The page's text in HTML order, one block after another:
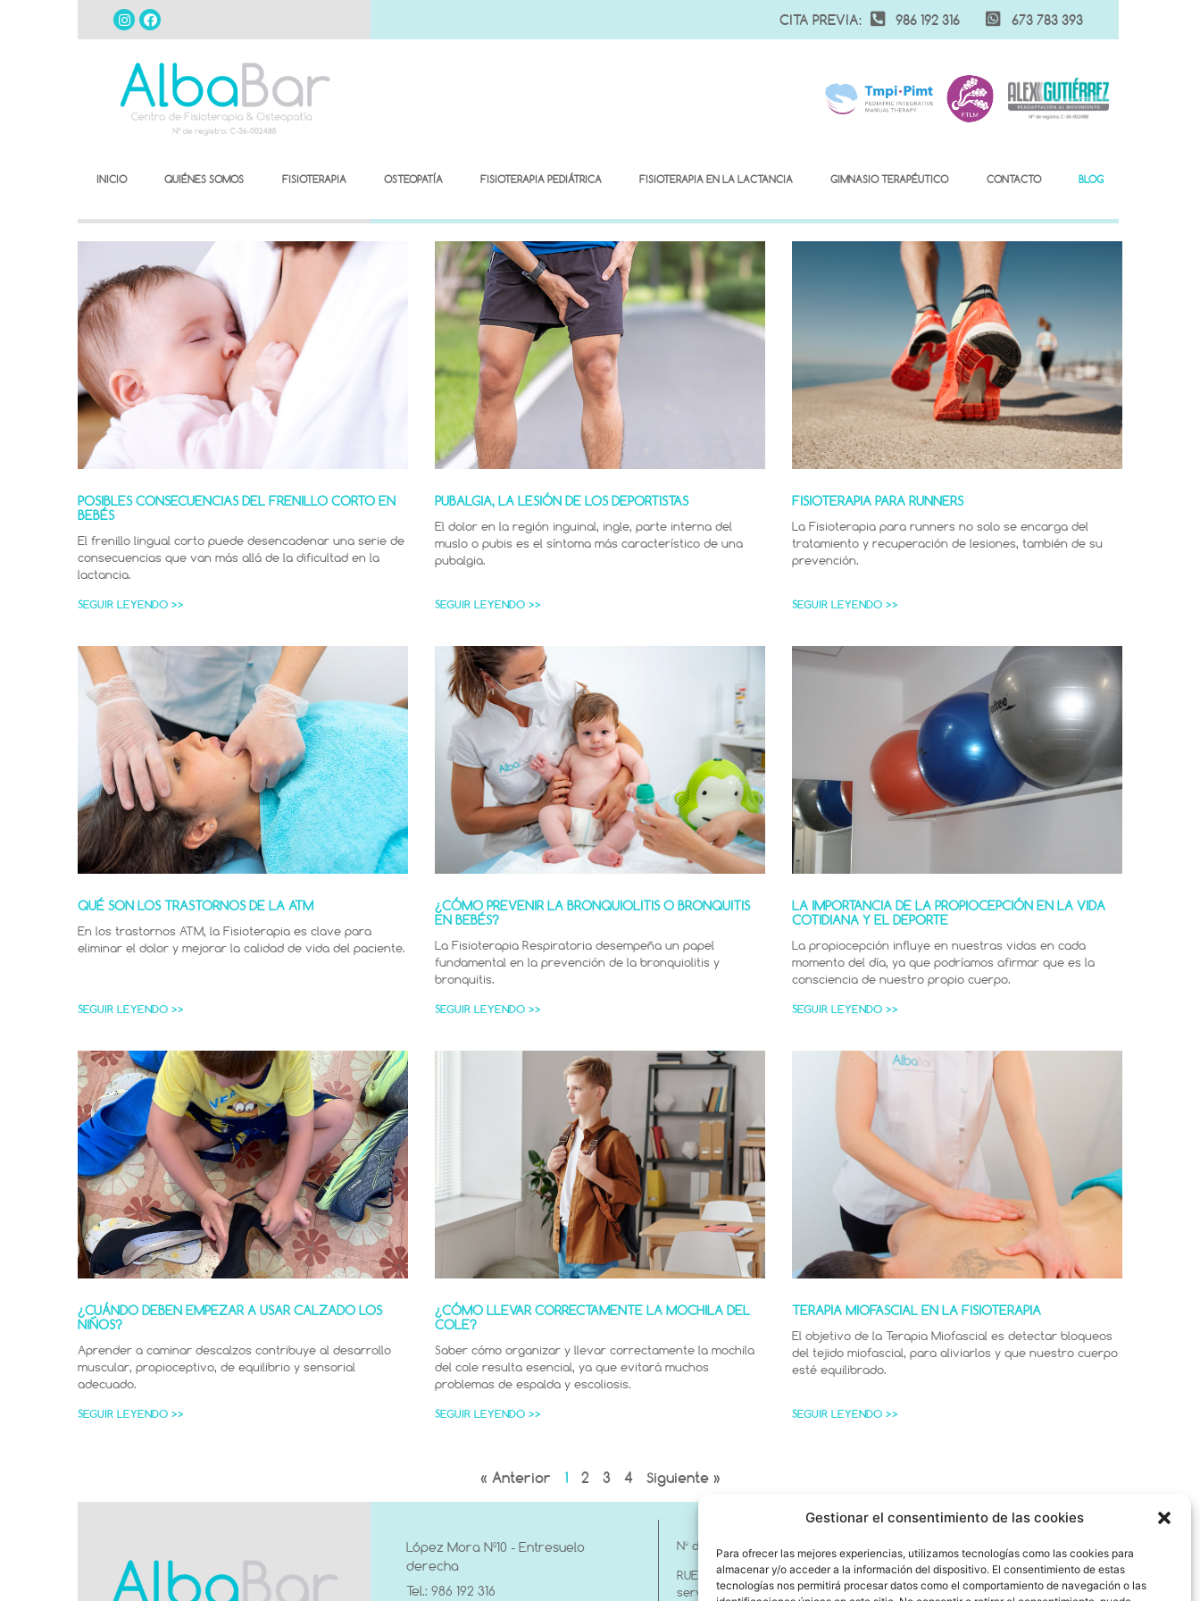
Gestionar el consentimiento de las cookies
Para ofrecer las mejores experiencias, utilizamos tecnologías como las cookies para
almacenar y/o acceder a la información del dispositivo. El consentimiento de estas
tecnologías nos permitirá procesar datos como el comportamiento de navegación o las
CITA PREVIA: 986 192 316 673 783 393
INICIO QUIÉNES SOMOS FISIOTERAPIA OSTEOPATÍA FISIOTERAPIA PEDIÁTRICA FISIOTERAPIA EN LA LACTANCIA GIMNASIO TERAPÉUTICO CONTACTO BLOG
POSIBLES CONSECUENCIAS DEL FRENILLO CORTO EN
BEBÉS
El frenillo lingual corto puede desencadenar una serie de
consecuencias que van más allá de la dificultad en la
lactancia.
SEGUIR LEYENDO >>
PUBALGIA, LA LESIÓN DE LOS DEPORTISTAS
El dolor en la región inguinal, ingle, parte interna del
muslo o pubis es el síntoma más característico de una
pubalgia.
SEGUIR LEYENDO >>
FISIOTERAPIA PARA RUNNERS
La Fisioterapia para runners no solo se encarga del
tratamiento y recuperación de lesiones, también de su
prevención.
SEGUIR LEYENDO >>
QUÉ SON LOS TRASTORNOS DE LA ATM
En los trastornos ATM, la Fisioterapia es clave para
eliminar el dolor y mejorar la calidad de vida del paciente.
SEGUIR LEYENDO >>
¿CÓMO PREVENIR LA BRONQUIOLITIS O BRONQUITIS
EN BEBÉS?
La Fisioterapia Respiratoria desempeña un papel
fundamental en la prevención de la bronquiolitis y
bronquitis.
SEGUIR LEYENDO >>
LA IMPORTANCIA DE LA PROPIOCEPCIÓN EN LA VIDA
COTIDIANA Y EL DEPORTE
La propiocepción influye en nuestras vidas en cada
momento del día, ya que podríamos afirmar que es la
consciencia de nuestro propio cuerpo.
SEGUIR LEYENDO >>
¿CUÁNDO DEBEN EMPEZAR A USAR CALZADO LOS
NIÑOS?
Aprender a caminar descalzos contribuye al desarrollo
muscular, propioceptivo, de equilibrio y sensorial
adecuado.
SEGUIR LEYENDO >>
¿CÓMO LLEVAR CORRECTAMENTE LA MOCHILA DEL
COLE?
Saber cómo organizar y llevar correctamente la mochila
del cole resulta esencial, ya que evitará muchos
problemas de espalda y escoliosis.
SEGUIR LEYENDO >>
TERAPIA MIOFASCIAL EN LA FISIOTERAPIA
El objetivo de la Terapia Miofascial es detectar bloqueos
del tejido miofascial, para aliviarlos y que nuestro cuerpo
esté equilibrado.
SEGUIR LEYENDO >>
« Anterior 1 2 3 4 Siguiente »
López Mora Nº10 - Entresuelo
derecha
Tel.: 986 192 316
Nº de Registro sanitario: C-36-002488
RUEPSS Entidad prestadora de
servicios sociales E-7450